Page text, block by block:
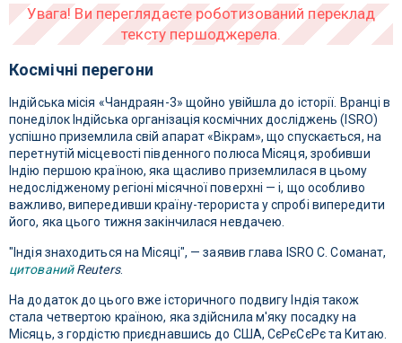
Космічні перегони
Індійська місія «Чандраян-3» щойно увійшла до історії. Вранці в
понеділок Індійська організація космічних досліджень (ISRO)
успішно приземлила свій апарат «Вікрам», що спускається, на
перетнутій місцевості південного полюса Місяця, зробивши
Індію першою країною, яка щасливо приземлилася в цьому
недослідженому регіоні місячної поверхні — і, що особливо
важливо, випередивши країну-терориста у спробі випередити
його, яка цього тижня закінчилася невдачею.
"Індія знаходиться на Місяці", — заявив глава ISRO С. Соманат,
цитований Reuters.
На додаток до цього вже історичного подвигу Індія також
стала четвертою країною, яка здійснила м'яку посадку на
Місяць, з гордістю приєднавшись до США, СєРєСєРє та Китаю.